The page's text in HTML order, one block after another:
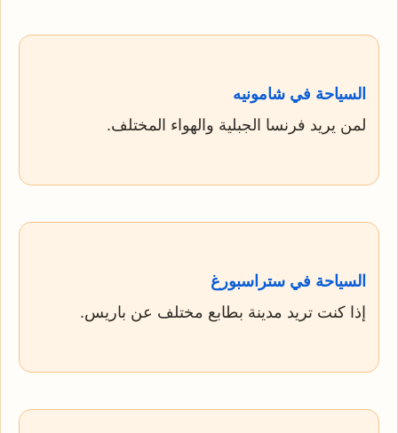
السياحة في شامونيه
لمن يريد فرنسا الجبلية والهواء المختلف.
السياحة في ستراسبورغ
إذا كنت تريد مدينة بطابع مختلف عن باريس.